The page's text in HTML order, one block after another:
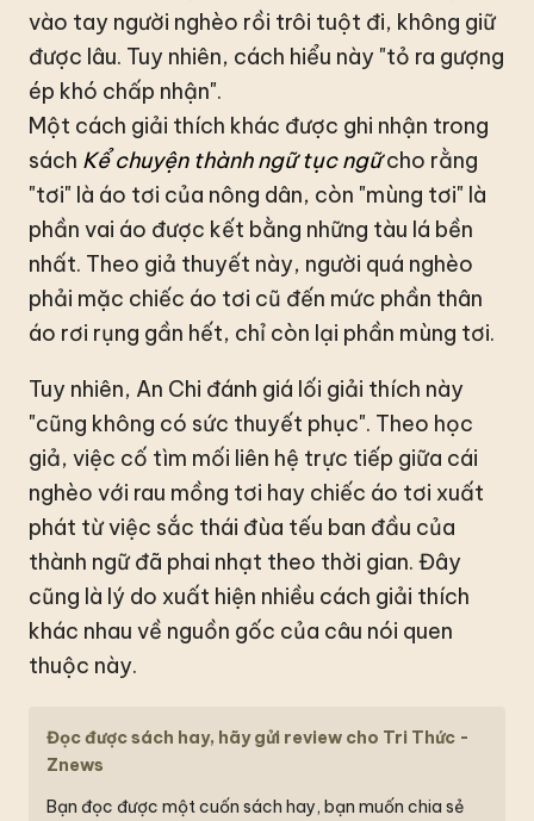
vào tay người nghèo rồi trôi tuột đi, không giữ
được lâu. Tuy nhiên, cách hiểu này "tỏ ra gượng
ép khó chấp nhận".
Một cách giải thích khác được ghi nhận trong
sách Kể chuyện thành ngữ tục ngữcho rằng
"tơi" là áo tơi của nông dân, còn "mùng tơi" là
phần vai áo được kết bằng những tàu lá bền
nhất. Theo giả thuyết này, người quá nghèo
phải mặc chiếc áo tơi cũ đến mức phần thân
áo rơi rụng gần hết, chỉ còn lại phần mùng tơi.
Tuy nhiên, An Chi đánh giá lối giải thích này
"cũng không có sức thuyết phục". Theo học
giả, việc cố tìm mối liên hệ trực tiếp giữa cái
nghèo với rau mồng tơi hay chiếc áo tơi xuất
phát từ việc sắc thái đùa tếu ban đầu của
thành ngữ đã phai nhạt theo thời gian. Đây
cũng là lý do xuất hiện nhiều cách giải thích
khác nhau về nguồn gốc của câu nói quen
thuộc này.
Đọc được sách hay, hãy gửi review cho Tri Thức -
Znews
Bạn đọc được một cuốn sách hay, bạn muốn chia sẻ